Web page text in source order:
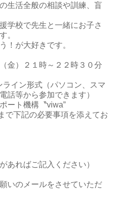
生活全般の相談や訓練、盲
学校で先生と一緒にお子さ
。
！が大好きです。
金）２１時～２２時３０分
イン形式（パソコン、スマ
話等から参加できます）
ート機構〝viwa”
で下記の必要事項を添えてお
あればご記入ください）
いのメールをさせていただ